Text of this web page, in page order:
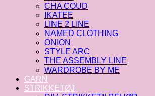
CHA COUD
IKATEE
LINE 2 LINE
NAMED CLOTHING
ONION
STYLE ARC
THE ASSEMBLY LINE
WARDROBE BY ME
GARN
STRIKKETØJ